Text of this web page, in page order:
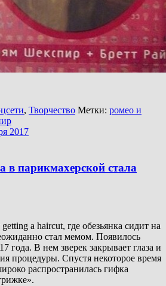
, Творчество Метки: ромео и
2017
в парикмахерской стала
a haircut, где обезьянка сидит на
стал мемом. Появилось
года. В нем зверек закрывает глаза и
процедуры. Спустя некоторое время
распространилась гифка